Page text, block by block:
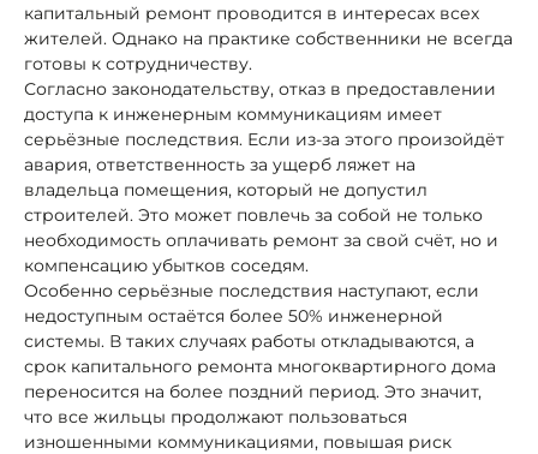
капитальный ремонт проводится в интересах всех
жителей. Однако на практике собственники не всегда
готовы к сотрудничеству.
Согласно законодательству, отказ в предоставлении
доступа к инженерным коммуникациям имеет
серьёзные последствия. Если из-за этого произойдёт
авария, ответственность за ущерб ляжет на
владельца помещения, который не допустил
строителей. Это может повлечь за собой не только
необходимость оплачивать ремонт за свой счёт, но и
компенсацию убытков соседям.
Особенно серьёзные последствия наступают, если
недоступным остаётся более 50% инженерной
системы. В таких случаях работы откладываются, а
срок капитального ремонта многоквартирного дома
переносится на более поздний период. Это значит,
что все жильцы продолжают пользоваться
изношенными коммуникациями, повышая риск